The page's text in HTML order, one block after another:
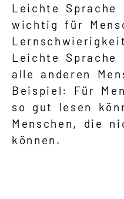
Leichte Sprache
wichtig für
Leichte
alle anderen
Beispiel: Für
so gut lesen
Menschen, die
können.